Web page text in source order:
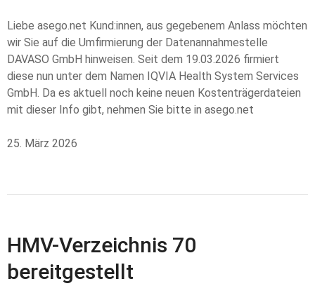
Liebe asego.net Kund:innen, aus gegebenem Anlass möchten
wir Sie auf die Umfirmierung der Datenannahmestelle
DAVASO GmbH hinweisen. Seit dem 19.03.2026 firmiert
diese nun unter dem Namen IQVIA Health System Services
GmbH. Da es aktuell noch keine neuen Kostenträgerdateien
mit dieser Info gibt, nehmen Sie bitte in asego.net
25. März 2026
HMV-Verzeichnis 70
bereitgestellt